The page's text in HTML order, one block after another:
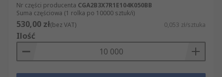
Nr części producenta CGA2B3X7R1E104K050BB
Suma częściowa (1 rolka po 10000 sztuk/i)
530,00 zł(bez VAT) 0,053 zł/sztuka
Ilość